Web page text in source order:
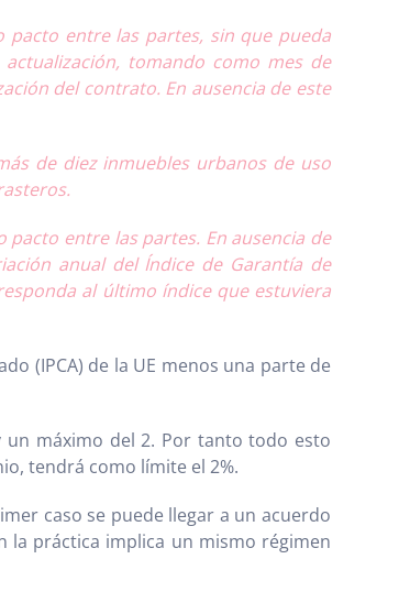
entre las partes, sin que pueda
tomando como mes de
del contrato. En ausencia de este
de diez inmuebles urbanos de uso
entre las partes. En ausencia de
anual del Índice de Garantía de
al último índice que estuviera
(IPCA) de la UE menos una parte de
un máximo del 2. Por tanto todo esto
tendrá como límite el 2%.
caso se puede llegar a un acuerdo
la práctica implica un mismo régimen